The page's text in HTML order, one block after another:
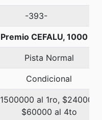
-393-
CEFALU, 1000
Pista Normal
Condicional
al 1ro,
$60000 al 4to